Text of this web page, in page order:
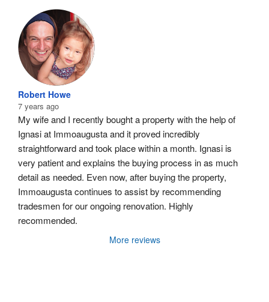
Robert Howe
7 years ago
My wife and I recently bought a property with the help of
Ignasi at Immoaugusta and it proved incredibly
straightforward and took place within a month. Ignasi is
very patient and explains the buying process in as much
detail as needed. Even now, after buying the property,
Immoaugusta continues to assist by recommending
tradesmen for our ongoing renovation. Highly
recommended.
More reviews